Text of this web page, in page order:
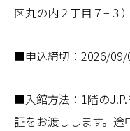
区丸の内２丁目７−３）
■申込締切：2026/09/
■入館方法：1階の
証をお渡しします。